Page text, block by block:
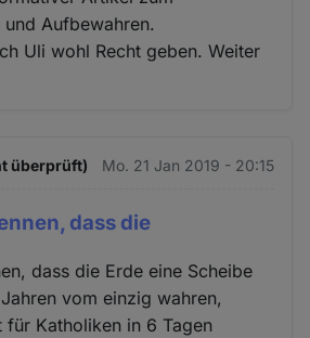
Aufbewahren.
Uli wohl Recht geben. Weiter
überprüft) Mo. 21 Jan 2019 - 20:15
dass die
dass die Erde eine Scheibe
vom einzig wahren,
für Katholiken in 6 Tagen